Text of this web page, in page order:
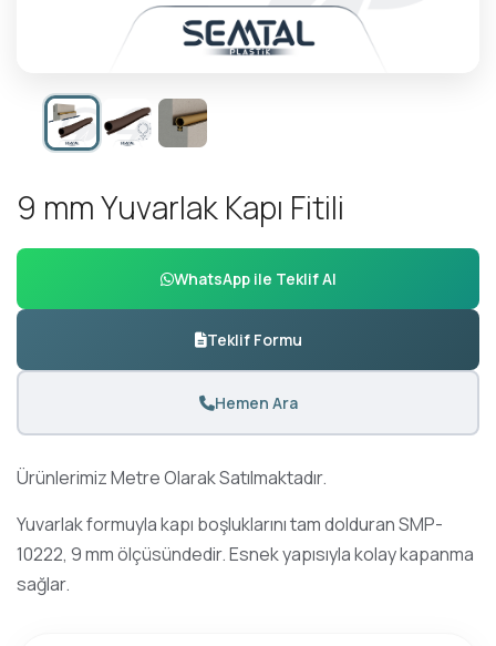
9 mmYuvarlak Kapı Fitili
WhatsApp ile Teklif Al
Teklif Formu
Hemen Ara
Ürünlerimiz Metre Olarak Satılmaktadır.
Yuvarlak formuyla kapı boşluklarını tam dolduran SMP-
10222, 9 mm ölçüsündedir. Esnek yapısıyla kolay kapanma
sağlar.